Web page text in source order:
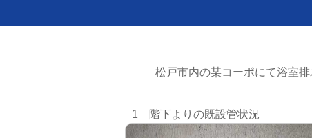
松戸市内の某コーポにて浴室
1 階下よりの既設管状況